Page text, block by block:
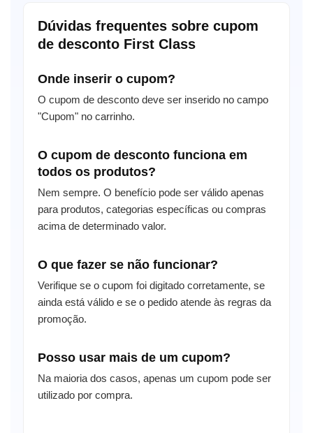
Dúvidas frequentes sobre cupom
de desconto First Class
Onde inserir o cupom?
O cupom de desconto deve ser inserido no campo
"Cupom" no carrinho.
O cupom de desconto funciona em
todos os produtos?
Nem sempre. O benefício pode ser válido apenas
para produtos, categorias específicas ou compras
acima de determinado valor.
O que fazer se não funcionar?
Verifique se o cupom foi digitado corretamente, se
ainda está válido e se o pedido atende às regras da
promoção.
Posso usar mais de um cupom?
Na maioria dos casos, apenas um cupom pode ser
utilizado por compra.